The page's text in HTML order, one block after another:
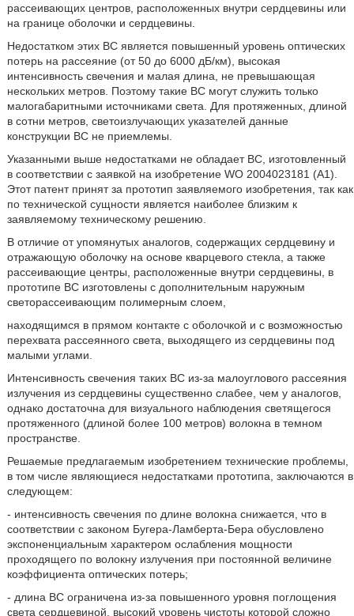
рассеивающих центров, расположенных внутри сердцевины или
на границе оболочки и сердцевины.
Недостатком этих ВС является повышенный уровень оптических
потерь на рассеяние (от 50 до 6000 дБ/км), высокая
интенсивность свечения и малая длина, не превышающая
нескольких метров. Поэтому такие ВС могут служить только
малогабаритными источниками света. Для протяженных, длиной
в сотни метров, светоизлучающих указателей данные
конструкции ВС не приемлемы.
Указанными выше недостатками не обладает ВС, изготовленный
в соответствии с заявкой на изобретение WO 2004023181 (A1).
Этот патент принят за прототип заявляемого изобретения, так как
по технической сущности является наиболее близким к
заявляемому техническому решению.
В отличие от упомянутых аналогов, содержащих сердцевину и
отражающую оболочку на основе кварцевого стекла, а также
рассеивающие центры, расположенные внутри сердцевины, в
прототипе ВС изготовлены с дополнительным наружным
светорассеивающим полимерным слоем,
находящимся в прямом контакте с оболочкой и с возможностью
перехвата рассеянного света, выходящего из сердцевины под
малыми углами.
Интенсивность свечения таких ВС из-за малоуглового рассеяния
излучения из сердцевины существенно слабее, чем у аналогов,
однако достаточна для визуального наблюдения светящегося
протяженного (длиной более 100 метров) волокна в темном
пространстве.
Решаемые предлагаемым изобретением технические проблемы,
в том числе являющиеся недостатками прототипа, заключаются в
следующем:
- интенсивность свечения по длине волокна снижается, что в
соответствии с законом Бугера-Ламберта-Бера обусловлено
экспоненциальным характером ослабления мощности
проходящего по волокну излучения при постоянной величине
коэффициента оптических потерь;
- длина ВС ограничена из-за повышенного уровня поглощения
света сердцевиной, высокий уровень чистоты которой сложно